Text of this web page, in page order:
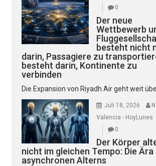
0
Der neue
Wettbewerb
besteht nicht
darin, Passagiere zu
besteht darin, Kontinente zu
verbinden
Die Expansion von Riyadh Air geht weit
Juli 18, 2026
Valencia - HoyLunes
0
Der Körper
nicht im gleichen Tempo: Die Ära
asynchronen Alterns